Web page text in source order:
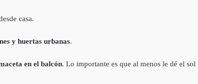
casa.
y huertas urbanas.
en el balcón. Lo importante es que al menos le dé el sol